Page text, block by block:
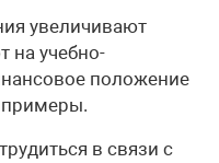
увеличивают
на учебно-
положение
примеры.
в связи с